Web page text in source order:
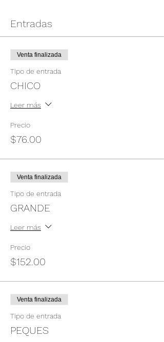
Entradas
Venta finalizada
Tipo de entrada
CHICO
Leer más
Precio
$76.00
Venta finalizada
Tipo de entrada
GRANDE
Leer más
Precio
$152.00
Venta finalizada
Tipo de entrada
PEQUES